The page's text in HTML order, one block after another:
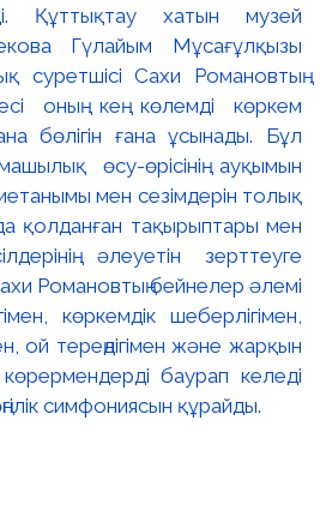
Құттықтау хатын музей
Гүлайым Мұсағұлқызы
суретшісі Сахи Романовтың
оның кең көлемді көркем
бөлігін ғана ұсынады. Бұл
өсу-өрісінің ауқымын
мен сезімдерін толық
қолданған тақырыптары мен
әлеуетін зерттеуге
Романовтың бейнелер әлемі
көркемдік шеберлігімен,
ой тереңдігімен және жарқын
баурап келеді
симфониясын құрайды.